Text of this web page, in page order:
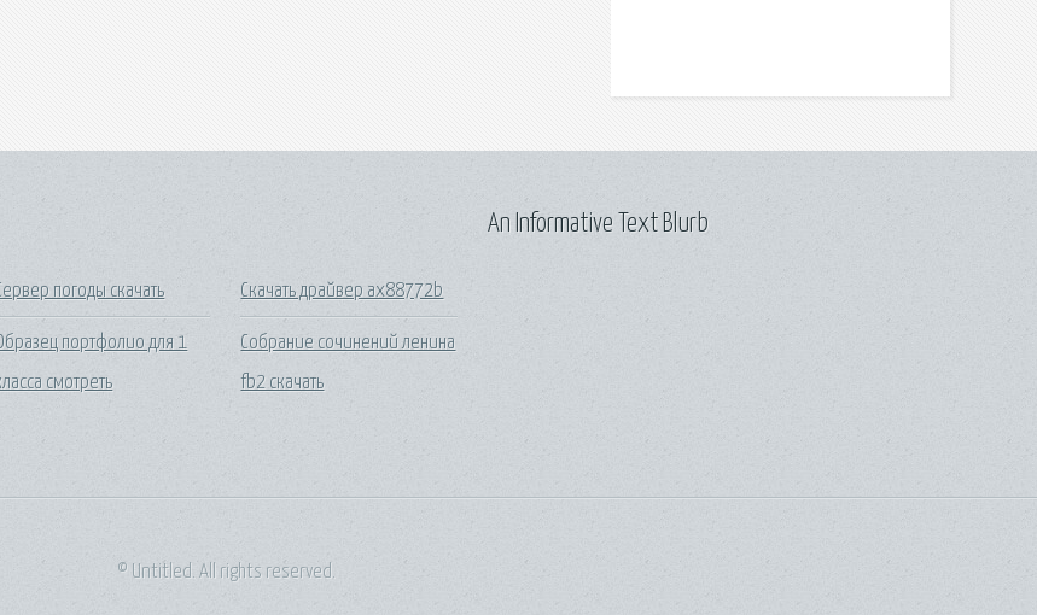
погоды скачать
портфолио для 1
смотреть
Скачать драйвер ax88772b
Собрание сочинений ленина
fb2 скачать
An Informative Text Blurb
© Untitled. All rights reserved.